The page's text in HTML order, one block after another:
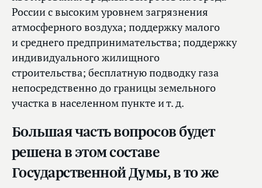
России с высоким уровнем загрязнения
атмосферного воздуха; поддержку малого
и среднего предпринимательства; поддержку
индивидуального жилищного
строительства; бесплатную подводку газа
непосредственно до границы земельного
участка в населенном пункте и т. д.
Большая часть вопросов будет
решена в этом составе
Государственной Думы, в то же